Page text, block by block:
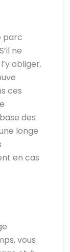
parc
ne
obliger.
ces
des
longe
en cas
vous